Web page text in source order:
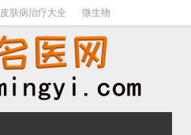
皮肤病治疗大全 微生物
心血管 口腔医学